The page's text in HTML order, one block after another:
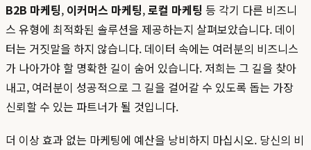
B2B 마케팅, 이커머스 마케팅,로컬 마케팅 등 각기 다른 비즈니
스 유형에 최적화된 솔루션을 제공하는지 살펴보았습니다. 데이
터는 거짓말을 하지 않습니다. 데이터 속에는 여러분의 비즈니스
가 나아가야 할 명확한 길이 숨어 있습니다. 저희는 그 길을 찾아
내고, 여러분이 성공적으로 그 길을 걸어갈 수 있도록 돕는 가장
신뢰할 수 있는 파트너가 될 것입니다.
더 이상 효과 없는 마케팅에 예산을 낭비하지 마십시오. 당신의 비